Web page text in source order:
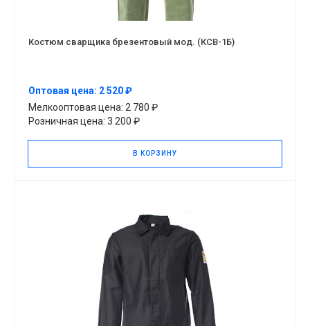
Костюм сварщика брезентовый мод. (КСВ-1Б)
Оптовая цена: 2 520 ₽
Мелкооптовая цена: 2 780 ₽
Розничная цена: 3 200 ₽
В КОРЗИНУ